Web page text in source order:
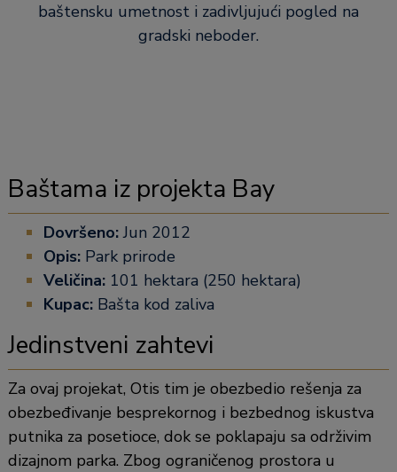
baštensku umetnost i zadivljujući pogled na
gradski neboder.
Baštama iz projekta Bay
Dovršeno:Jun 2012
Opis: Park prirode
Veličina:101 hektara (250 hektara)
Kupac: Bašta kod zaliva
Jedinstveni zahtevi
Za ovaj projekat, Otis tim je obezbedio rešenja za
obezbeđivanje besprekornog i bezbednog iskustva
putnika za posetioce, dok se poklapaju sa održivim
dizajnom parka. Zbog ograničenog prostora u